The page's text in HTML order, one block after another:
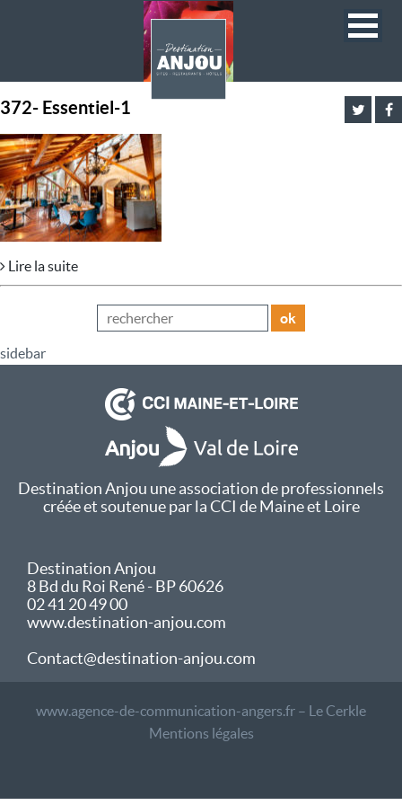
372- Essentiel-1
Lire la suite
ok
sidebar
Destination Anjou une association de professionnels
créée et soutenue par la CCI de Maine et Loire
Destination Anjou
8 Bd du Roi René - BP 60626
02 41 20 49 00
www.destination-anjou.com
Contact@destination-anjou.com
www.agence-de-communication-angers.fr – Le Cerkle
Mentions légales